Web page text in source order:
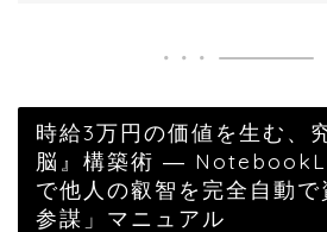
時給3万円の価値を生む、
脳』構築術 ―
で他人の叡智を完全自動
参謀」マニュアル